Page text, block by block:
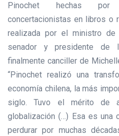
Pinochet hechas por
concertacionistas en libros o
realizada por el ministro de
senador y presidente de
finalmente canciller de
“Pinochet realizó una
economía chilena, la más
siglo. Tuvo el mérito de
globalización (…) Esa es una
perdurar por muchas